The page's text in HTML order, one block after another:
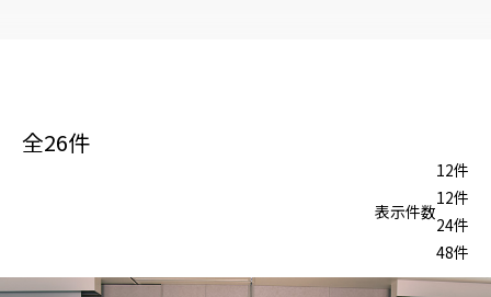
全26件
表示件数
12件
12件
24件
48件